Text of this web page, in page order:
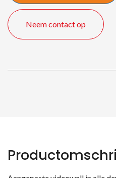
quantity
Neem contact op